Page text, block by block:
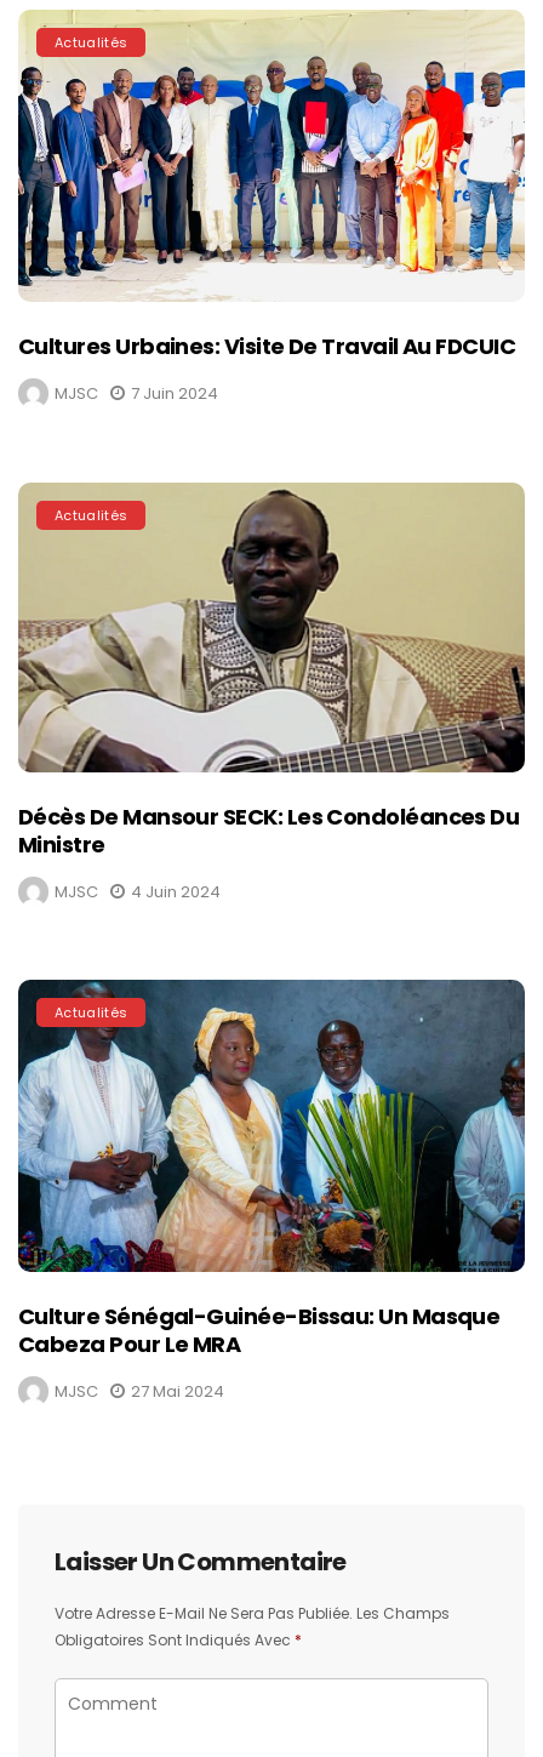
Actualités
Cultures Urbaines: Visite De Travail Au FDCUIC
MJSC 7 Juin 2024
Actualités
Décès De Mansour SECK: Les Condoléances Du
Ministre
MJSC 4 Juin 2024
Actualités
Culture Sénégal-Guinée-Bissau: Un Masque
Cabeza Pour Le MRA
MJSC 27 Mai 2024
Laisser Un Commentaire
Votre Adresse E-Mail Ne Sera Pas Publiée. Les Champs
Obligatoires Sont Indiqués Avec *